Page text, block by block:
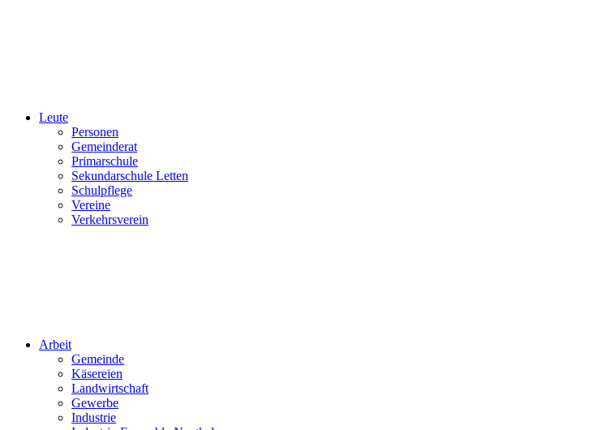
Leute
Personen
Gemeinderat
Primarschule
Sekundarschule Letten
Schulpflege
Vereine
Verkehrsverein
Arbeit
Gemeinde
Käsereien
Landwirtschaft
Gewerbe
Industrie